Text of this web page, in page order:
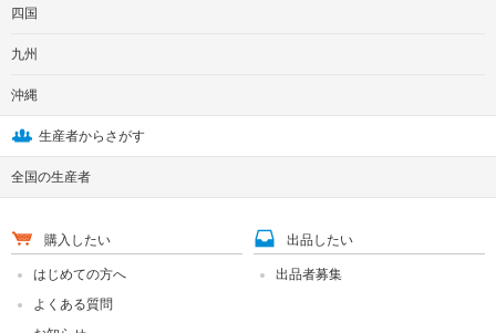
四国
九州
沖縄
生産者からさがす
全国の生産者
購入したい
はじめての方へ
よくある質問
出品したい
出品者募集